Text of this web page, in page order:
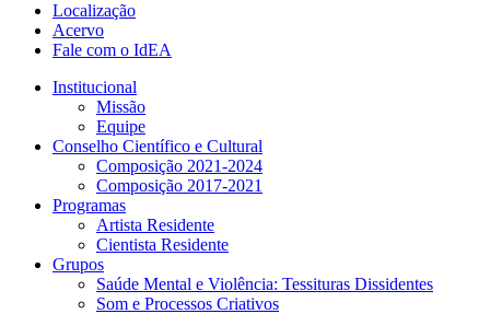
Localização
Acervo
Fale com o IdEA
Institucional
Missão
Equipe
Conselho Científico e Cultural
Composição 2021-2024
Composição 2017-2021
Programas
Artista Residente
Cientista Residente
Grupos
Saúde Mental e Violência: Tessituras Dissidentes
Som e Processos Criativos